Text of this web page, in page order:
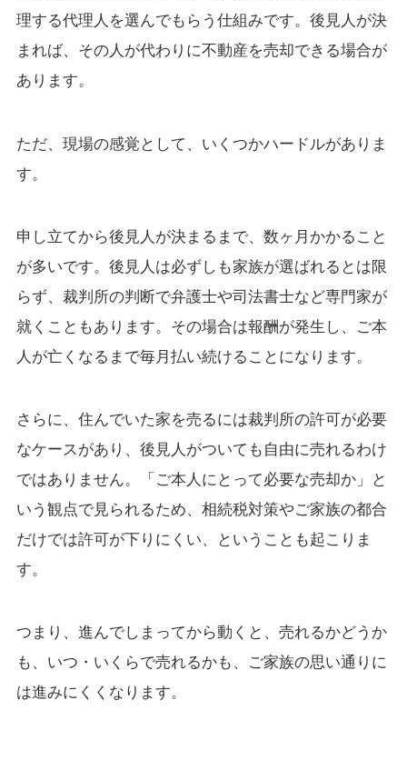
理する代理人を選んでもらう仕組みです。後見人が決
まれば、その人が代わりに不動産を売却できる場合が
あります。
ただ、現場の感覚として、いくつかハードルがありま
す。
申し立てから後見人が決まるまで、数ヶ月かかること
が多いです。後見人は必ずしも家族が選ばれるとは限
らず、裁判所の判断で弁護士や司法書士など専門家が
就くこともあります。その場合は報酬が発生し、ご本
人が亡くなるまで毎月払い続けることになります。
さらに、住んでいた家を売るには裁判所の許可が必要
なケースがあり、後見人がついても自由に売れるわけ
ではありません。「ご本人にとって必要な売却か」と
いう観点で見られるため、相続税対策やご家族の都合
だけでは許可が下りにくい、ということも起こりま
す。
つまり、進んでしまってから動くと、売れるかどうか
も、いつ・いくらで売れるかも、ご家族の思い通りに
は進みにくくなります。